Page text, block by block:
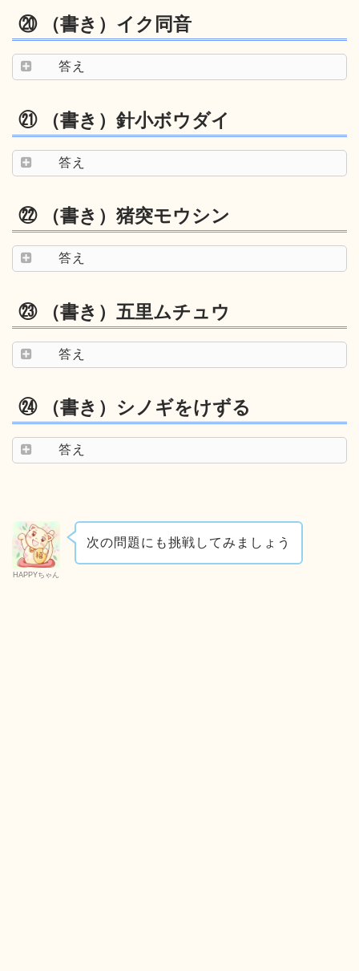
⑳ （書き）イク同音
答え
㉑ （書き）針小ボウダイ
答え
㉒ （書き）猪突モウシン
答え
㉓ （書き）五里ムチュウ
答え
㉔ （書き）シノギをけずる
答え
HAPPYちゃん
次の問題にも挑戦してみましょう